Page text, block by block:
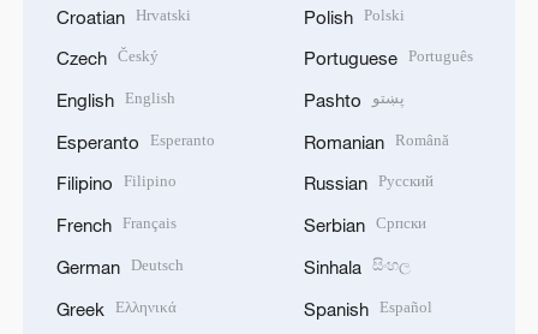
Croatian Hrvatski
Czech Český
English English
Esperanto Esperanto
Filipino Filipino
French Français
German Deutsch
Greek Ελληνικά
Polish Polski
Portuguese Português
Pashto پښتو
Romanian Română
Russian Русский
Serbian Српски
Sinhala සිංහල
Spanish Español